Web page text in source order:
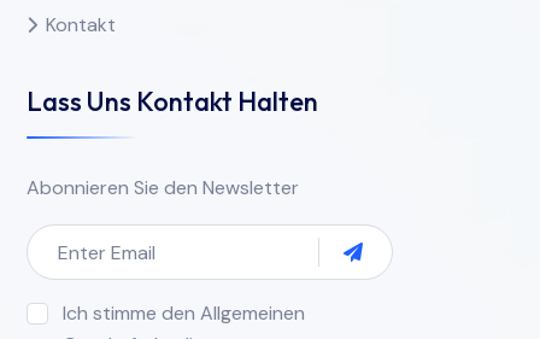
Kontakt
Lass Uns Kontakt Halten
Abonnieren Sie den Newsletter
Ich stimme den Allgemeinen